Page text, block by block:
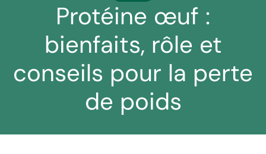
Protéine œuf :
bienfaits, rôle et
conseils pour la perte
de poids